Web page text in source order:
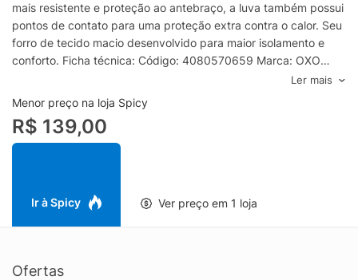
mais resistente e proteção ao antebraço, a luva também possui
pontos de contato para uma proteção extra contra o calor. Seu
forro de tecido macio desenvolvido para maior isolamento e
conforto. Ficha técnica: Código: 4080570659 Marca: OXO
Conteúdo da Embalagem: 1 Luva Especificações do produto:
Vai a máquina de lavar Material: Silicone Temperatura: Até
230°C Cor: Preto Peso: 170g Dimensões: 1,2cm x 17cm x 33cm
(AxLxP) Garantia: 3 Meses
Ler mais
Menor preço na loja Spicy
R$ 139,00
Ir à Spicy Ver preço em 1 loja
Ofertas